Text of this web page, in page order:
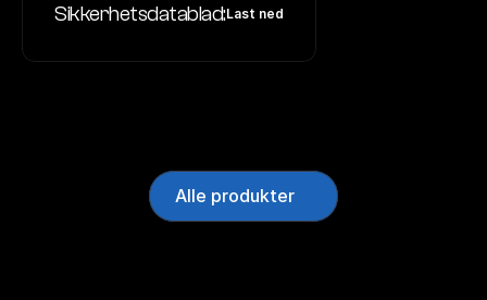
Sikkerhetsdatablad:Last ned
Alle produkter